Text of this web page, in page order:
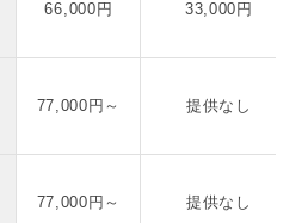
66,000円 33,000円
77,000円～ 提供なし
77,000円～ 提供なし